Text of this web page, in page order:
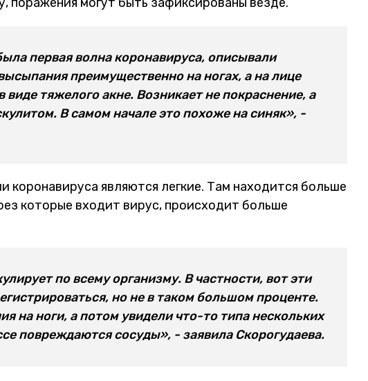
первая волна коронавируса, описывали
преимущественно на ногах, а на лице
виде тяжелого акне. Возникает не покраснение, а
В самом начале это похоже на синяк», -
коронавируса являются легкие. Там находится больше
которые входит вирус, происходит больше
по всему организму. В частности, вот эти
но не в таком большом проценте.
на ноги, а потом увидели что-то типа нескольких
повреждаются сосуды», - заявила Скорогудаева.